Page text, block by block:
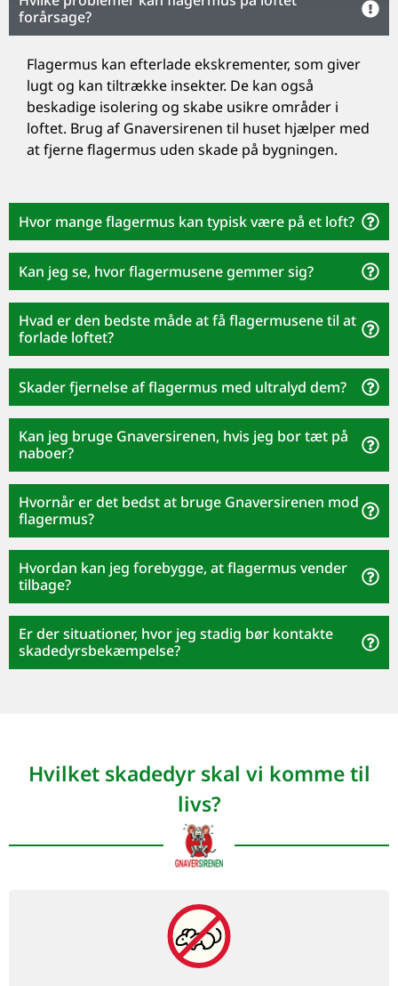
forårsage?
Flagermus kan efterlade ekskrementer, som giver
lugt og kan tiltrække insekter. De kan også
beskadige isolering og skabe usikre områder i
loftet. Brug af Gnaversirenen til huset hjælper med
at fjerne flagermus uden skade på bygningen.
Hvor mange flagermus kan typisk være på et loft?
Kan jeg se, hvor flagermusene gemmer sig?
Hvad er den bedste måde at få flagermusene til at
forlade loftet?
Skader fjernelse af flagermus med ultralyd dem?
Kan jeg bruge Gnaversirenen, hvis jeg bor tæt på
naboer?
Hvornår er det bedst at bruge Gnaversirenen mod
flagermus?
Hvordan kan jeg forebygge, at flagermus vender
tilbage?
Er der situationer, hvor jeg stadig bør kontakte
skadedyrsbekæmpelse?
Hvilket skadedyr skal vi komme til
livs?